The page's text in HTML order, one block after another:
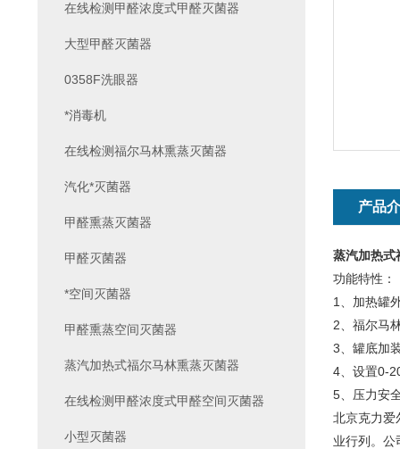
产品
蒸汽加热式
功能特性：
1、加热罐
2、福尔马
3、罐底加
4、设置0-
5、压力安
北京克力爱
业行列。公
在线检测甲醛浓度式甲醛灭菌器
大型甲醛灭菌器
0358F洗眼器
*消毒机
在线检测福尔马林熏蒸灭菌器
汽化*灭菌器
甲醛熏蒸灭菌器
甲醛灭菌器
*空间灭菌器
甲醛熏蒸空间灭菌器
蒸汽加热式福尔马林熏蒸灭菌器
在线检测甲醛浓度式甲醛空间灭菌器
小型灭菌器